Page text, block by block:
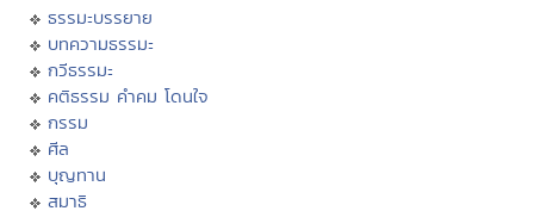
ธรรมะบรรยาย
บทความธรรมะ
กวีธรรมะ
คติธรรม คำคม โดนใจ
กรรม
ศีล
บุญทาน
สมาธิ